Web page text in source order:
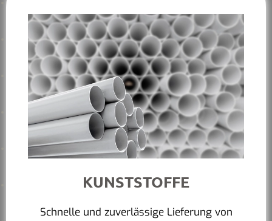
KUNSTSTOFFE
Schnelle und zuverlässige Lieferung von